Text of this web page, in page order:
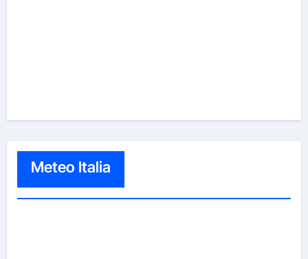
Meteo Italia